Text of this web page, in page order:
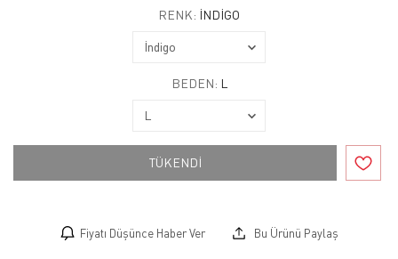
RENK: İNDIGO
BEDEN: L
TÜKENDİ
Fiyatı Düşünce Haber Ver Bu Ürünü Paylaş